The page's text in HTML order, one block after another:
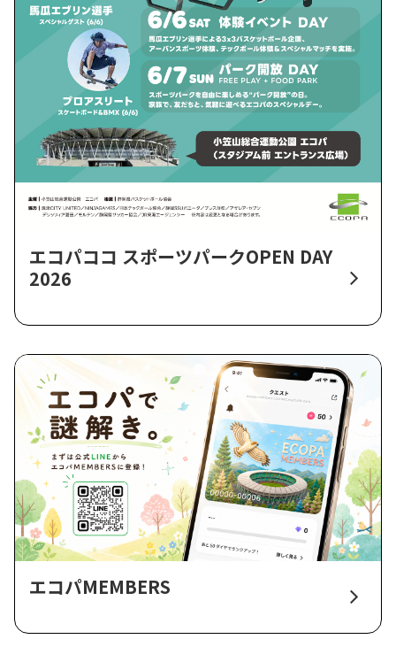
エコパココ スポーツパークOPEN DAY
2026
エコパMEMBERS